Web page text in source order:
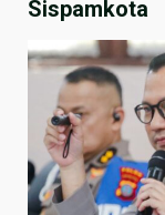
Sispamkota